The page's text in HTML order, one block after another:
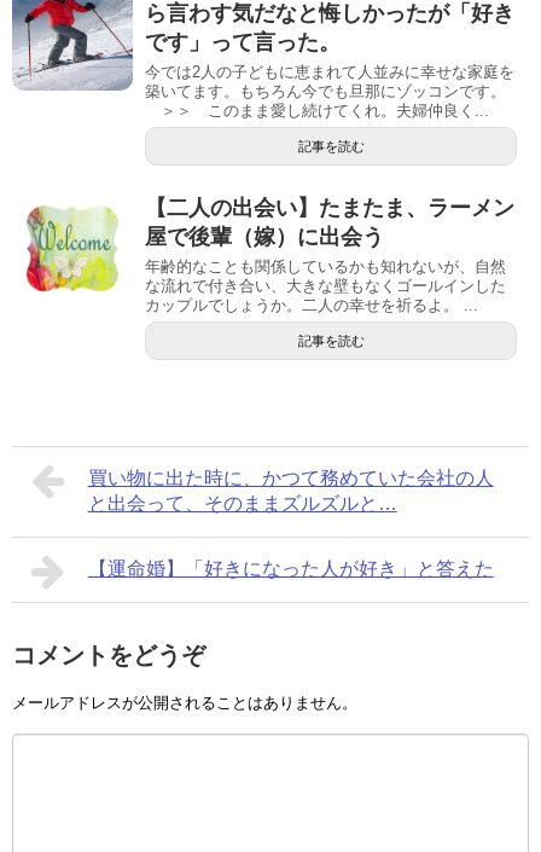
ら言わす気だなと悔しかったが「好き
です」って言った。
今では2人の子どもに恵まれて人並みに幸せな家庭を
築いてます。もちろん今でも旦那にゾッコンです。
＞＞ このまま愛し続けてくれ。夫婦仲良く...
記事を読む
【二人の出会い】たまたま、ラーメン
屋で後輩（嫁）に出会う
年齢的なことも関係しているかも知れないが、自然
な流れで付き合い、大きな壁もなくゴールインした
カップルでしょうか。二人の幸せを祈るよ。 ...
記事を読む
買い物に出た時に、かつて務めていた会社の人
と出会って、そのままズルズルと…
【運命婚】「好きになった人が好き」と答えた
コメントをどうぞ
メールアドレスが公開されることはありません。